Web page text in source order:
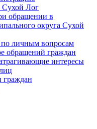
Сухой Лог
обращении в
округа Сухой
личным вопросам
обращений граждан
интересы
граждан